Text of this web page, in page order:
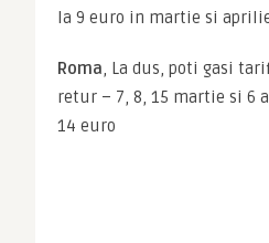
la 9 euro in martie si
Roma, La dus, poti gasi
retur – 7, 8, 15 martie si 6
14 euro